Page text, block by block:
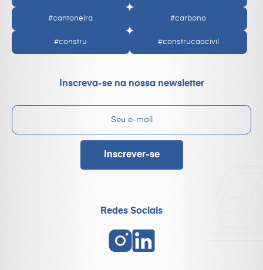
#cantoneira #carbono
#constru #construcaocivil
Inscreva-se na nossa newsletter
Redes Sociais